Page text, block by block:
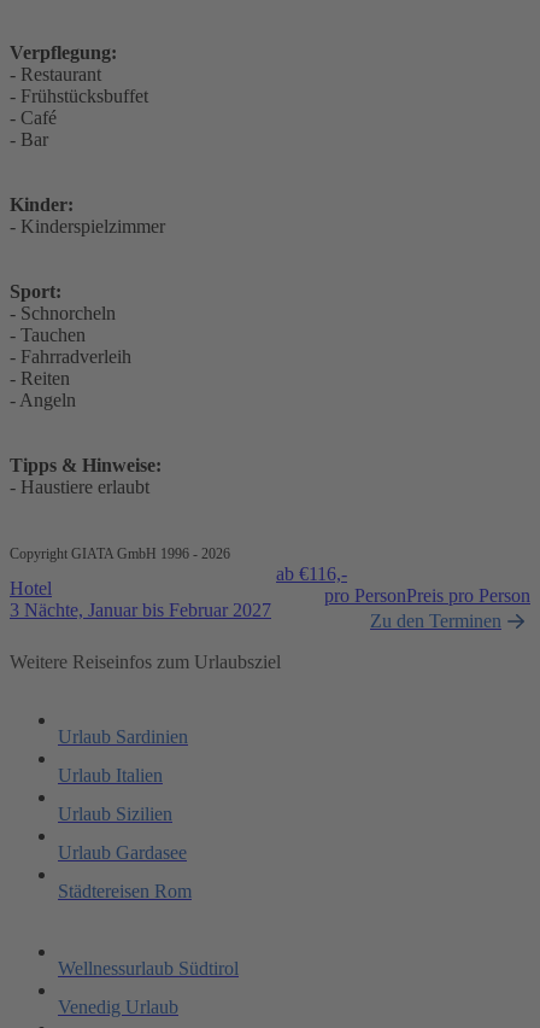
Verpflegung:
- Restaurant
- Frühstücksbuffet
- Café
- Bar
Kinder:
- Kinderspielzimmer
Sport:
- Schnorcheln
- Tauchen
- Fahrradverleih
- Reiten
- Angeln
Tipps & Hinweise:
- Haustiere erlaubt
Copyright GIATA GmbH 1996 - 2026
Hotel
3 Nächte, Januar bis Februar 2027
ab €116,-
pro PersonPreis pro Person
Zu den Terminen
Weitere Reiseinfos zum Urlaubsziel
Urlaub Sardinien
Urlaub Italien
Urlaub Sizilien
Urlaub Gardasee
Städtereisen Rom
Wellnessurlaub Südtirol
Venedig Urlaub